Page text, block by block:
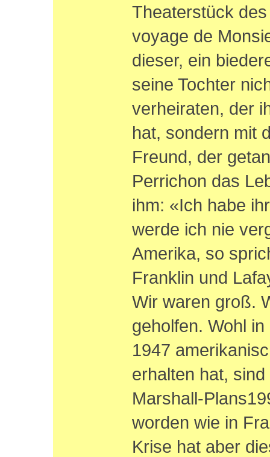
Theaterstück
voyage de
dieser, ein
seine Tochter
verheiraten, der
hat, sondern mit
Freund, der
Perrichon das
ihm: «Ich habe
werde ich nie
Amerika, so
Franklin und
Wir waren groß.
geholfen. Wohl
1947
erhalten hat,
Marshall-
worden wie in
Krise hat aber